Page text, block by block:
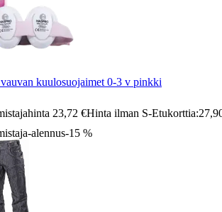
kuulosuojaimet 0-3 v pinkki
23,72 €Hinta ilman S-Etukorttia:
alennus-15 %